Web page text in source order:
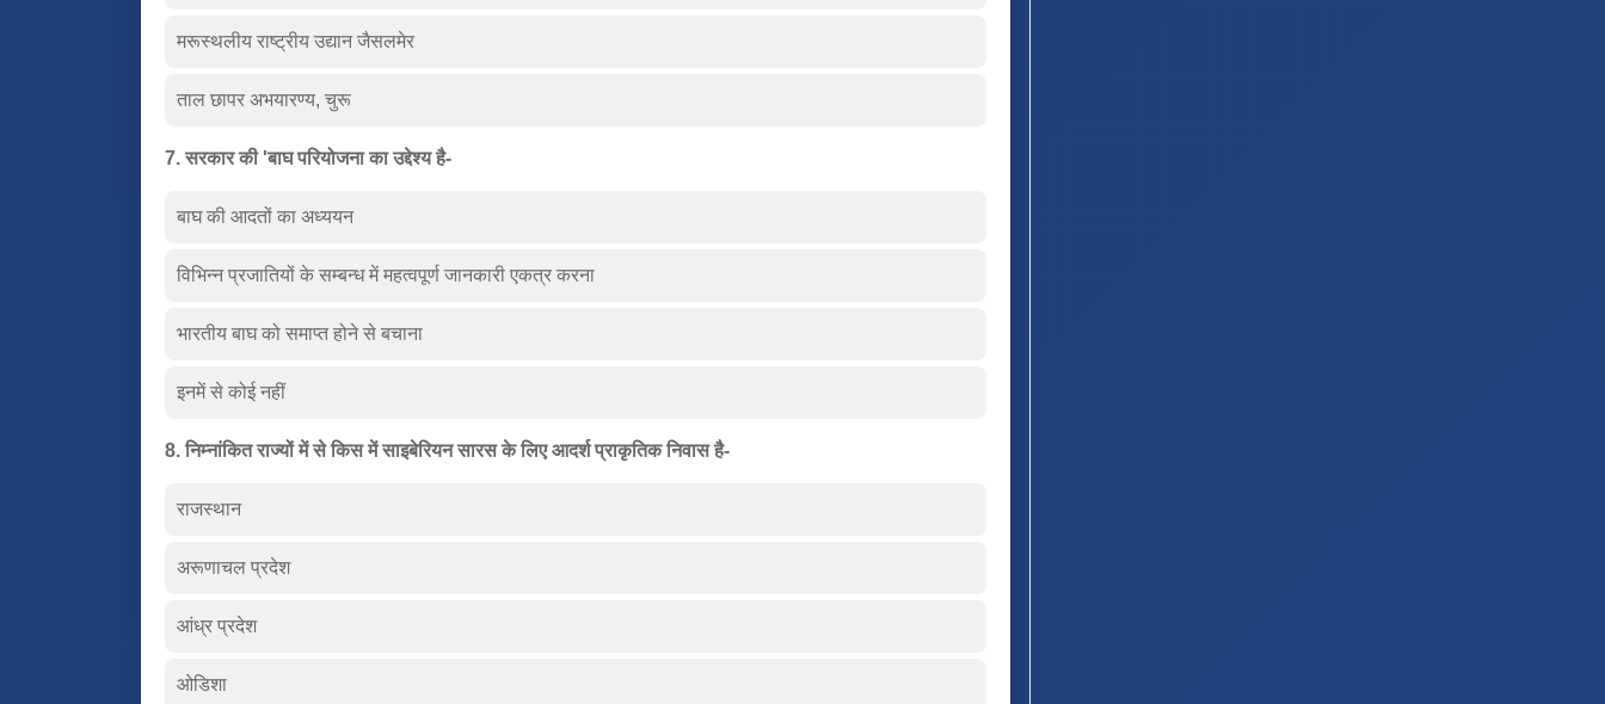
मरूस्थलीय राष्ट्रीय उद्यान जैसलमेर
ताल छापर अभयारण्य, चुरू
7. सरकार की 'बाघ परियोजना का उद्देश्य है-
बाघ की आदतों का अध्ययन
विभिन्न प्रजातियों के सम्बन्ध में महत्वपूर्ण जानकारी एकत्र करना
भारतीय बाघ को समाप्त होने से बचाना
इनमें से कोई नहीं
8. निम्नांकित राज्यों में से किस में साइबेरियन सारस के लिए आदर्श प्राकृतिक निवास है-
राजस्थान
अरूणाचल प्रदेश
आंध्र प्रदेश
ओडिशा